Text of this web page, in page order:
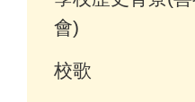
會)
校歌